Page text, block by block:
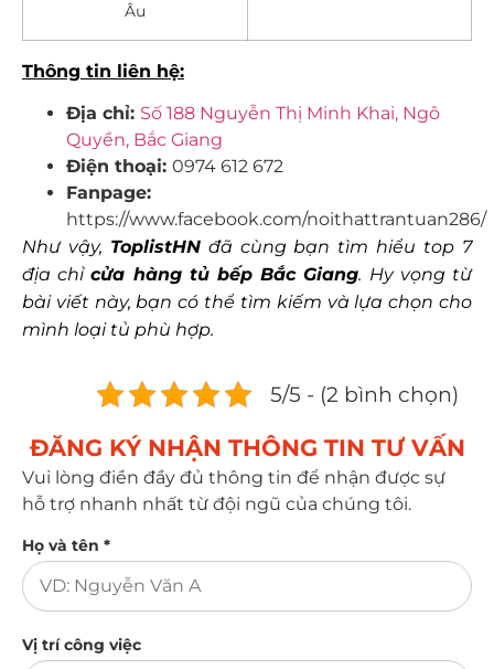
Âu
Thông tin liên hệ:
Địa chỉ: Số 188 Nguyễn Thị Minh Khai, Ngô
Quyền, Bắc Giang
Điện thoại: 0974 612 672
Fanpage:
https://www.facebook.com/noithattrantuan286/
Như vậy, ToplistHNđã cùng bạn tìm hiểu top 7
địa chỉcửa hàng tủ bếp Bắc Giang. Hy vọng từ
bài viết này, bạn có thể tìm kiếm và lựa chọn cho
mình loại tủ phù hợp.
5/5 - (2 bình chọn)
ĐĂNG KÝ NHẬN THÔNG TIN TƯ VẤN​
Vui lòng điền đầy đủ thông tin để nhận được sự
hỗ trợ nhanh nhất từ đội ngũ của chúng tôi.
Họ và tên *
Vị trí công việc